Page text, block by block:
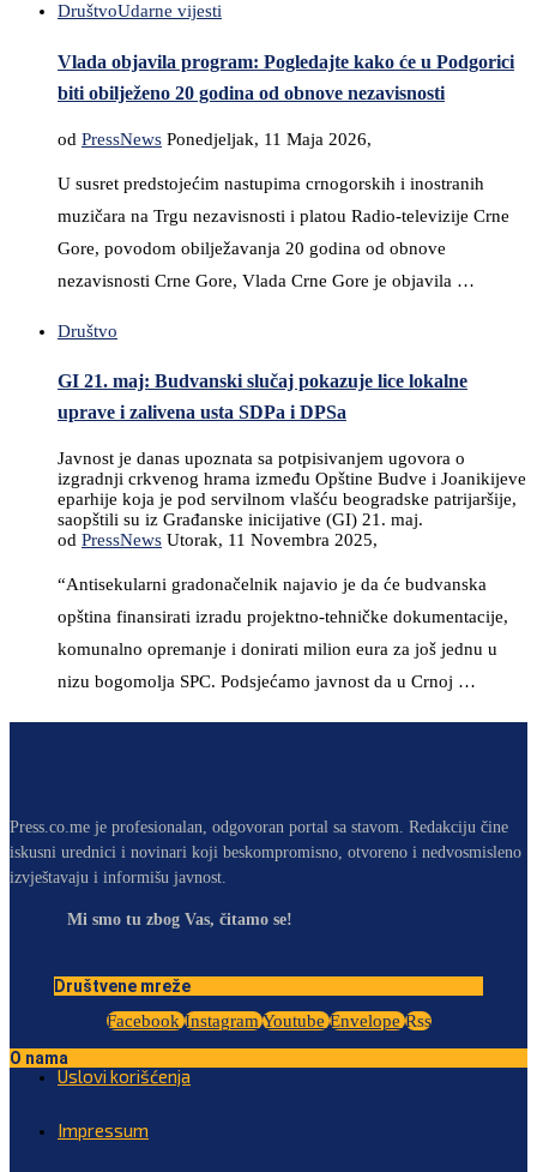
DruštvoUdarne vijesti
Vlada objavila program: Pogledajte kako će u Podgorici
biti obilježeno 20 godina od obnove nezavisnosti
od PressNews Ponedjeljak, 11 Maja 2026,
U susret predstojećim nastupima crnogorskih i inostranih
muzičara na Trgu nezavisnosti i platou Radio-televizije Crne
Gore, povodom obilježavanja 20 godina od obnove
nezavisnosti Crne Gore, Vlada Crne Gore je objavila …
Društvo
GI 21. maj: Budvanski slučaj pokazuje lice lokalne
uprave i zalivena usta SDPa i DPSa
Javnost je danas upoznata sa potpisivanjem ugovora o
izgradnji crkvenog hrama između Opštine Budve i Joanikijeve
eparhije koja je pod servilnom vlašću beogradske patrijaršije,
saopštili su iz Građanske inicijative (GI) 21. maj.
od PressNews Utorak, 11 Novembra 2025,
“Antisekularni gradonačelnik najavio je da će budvanska
opština finansirati izradu projektno-tehničke dokumentacije,
komunalno opremanje i donirati milion eura za još jednu u
nizu bogomolja SPC. Podsjećamo javnost da u Crnoj …
Press.co.me je profesionalan, odgovoran portal sa stavom. Redakciju čine
iskusni urednici i novinari koji beskompromisno, otvoreno i nedvosmisleno
izvještavaju i informišu javnost.
Mi smo tu zbog Vas, čitamo se!
Društvene mreže
Facebook Instagram Youtube Envelope Rss
O nama
Uslovi korišćenja
Impressum